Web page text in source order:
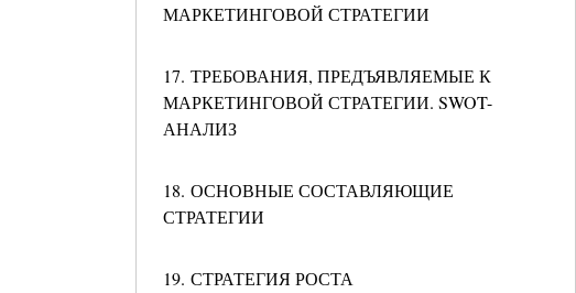
МАРКЕТИНГОВОЙ СТРАТЕГИИ
17. ТРЕБОВАНИЯ, ПРЕДЪЯВЛЯЕМЫЕ К
МАРКЕТИНГОВОЙ СТРАТЕГИИ. SWOT-
АНАЛИЗ
18. ОСНОВНЫЕ СОСТАВЛЯЮЩИЕ
СТРАТЕГИИ
19. СТРАТЕГИЯ РОСТА